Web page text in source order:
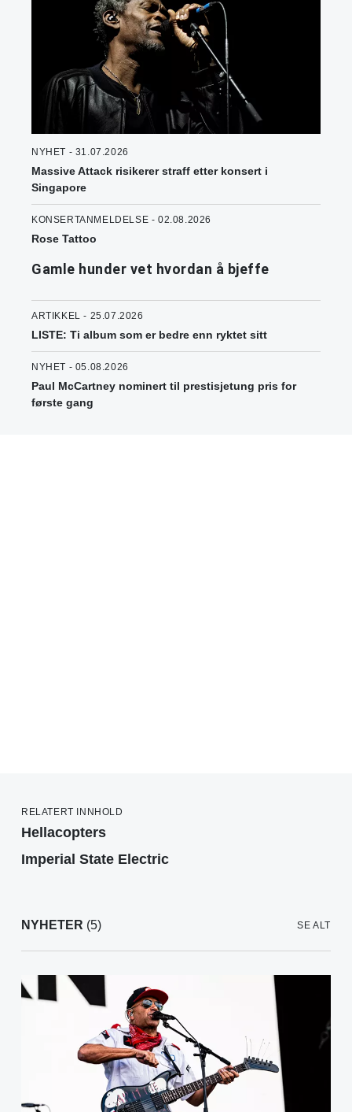
NYHET - 31.07.2026
Massive Attack risikerer straff etter konsert i
Singapore
KONSERTANMELDELSE - 02.08.2026
Rose Tattoo
Gamle hunder vet hvordan å bjeffe
ARTIKKEL - 25.07.2026
LISTE: Ti album som er bedre enn ryktet sitt
NYHET - 05.08.2026
Paul McCartney nominert til prestisjetung pris for
første gang
RELATERT INNHOLD
Hellacopters
Imperial State Electric
NYHETER (5) SE ALT